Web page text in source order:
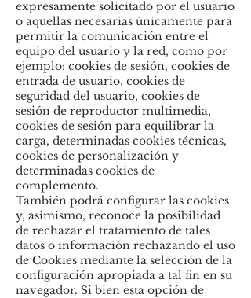
expresamente solicitado por el usuario
o aquellas necesarias únicamente para
permitir la comunicación entre el
equipo del usuario y la red, como por
ejemplo: cookies de sesión, cookies de
entrada de usuario, cookies de
seguridad del usuario, cookies de
sesión de reproductor multimedia,
cookies de sesión para equilibrar la
carga, determinadas cookies técnicas,
cookies de personalización y
determinadas cookies de
complemento.
También podrá configurar las cookies
y, asimismo, reconoce la posibilidad
de rechazar el tratamiento de tales
datos o información rechazando el uso
de Cookies mediante la selección de la
configuración apropiada a tal fin en su
navegador. Si bien esta opción de